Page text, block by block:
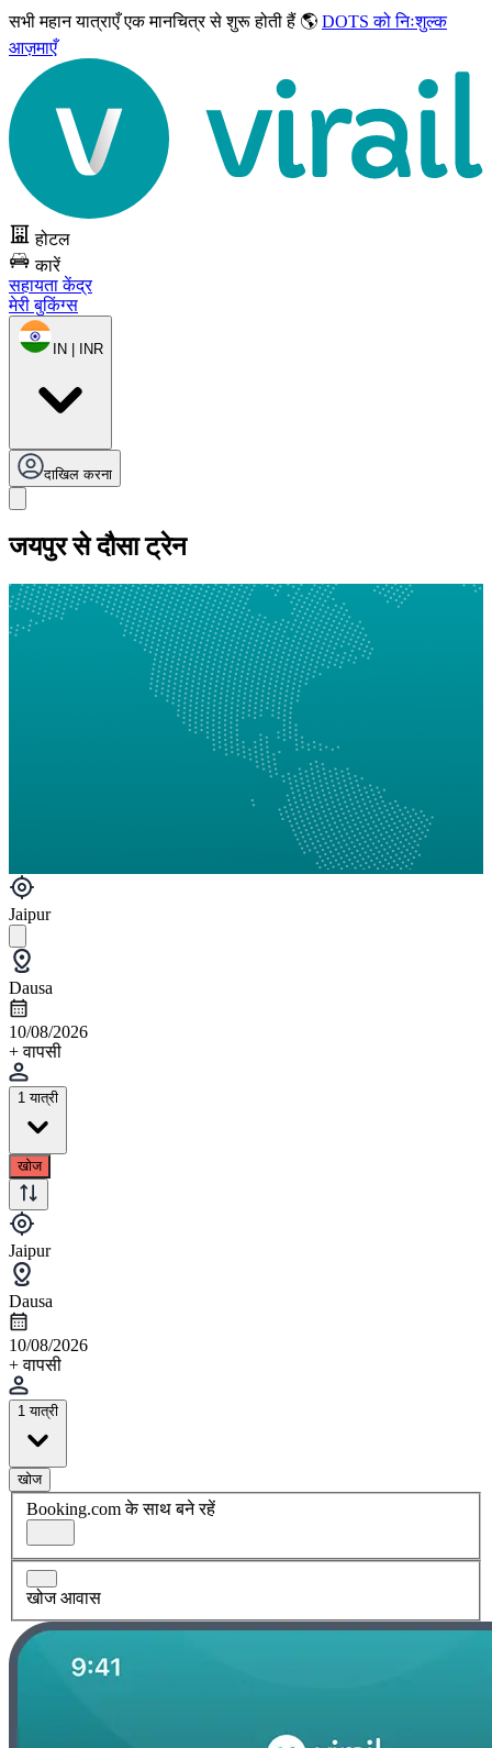
सभी महान यात्राएँएक मानचित्र से शुरू होती हैं 🌎 DOTS को निःशुल्क
आज़माएँ
होटल
कारें
सहायता केंद्र
मेरी बुकिंग्स
IN | INR
दाखिल करना
जयपुर से दौसा ट्रेन
Jaipur
Dausa
10/08/2026
+ वापसी
1 यात्री
खोज
Jaipur
Dausa
10/08/2026
+ वापसी
1 यात्री
खोज
Booking.com के साथ बने रहें
खोज आवास